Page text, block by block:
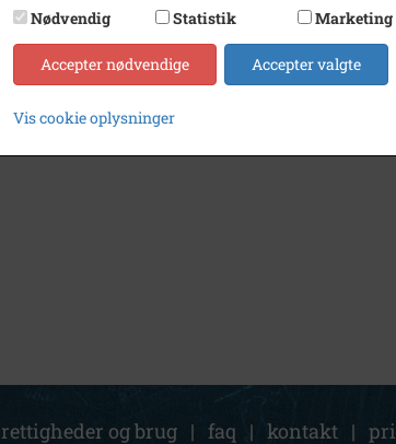
rettigheder og brug | faq | kontakt |
Nødvendig
Statistik Marketing
Accepter nødvendige Accepter valgte
Vis cookie oplysninger